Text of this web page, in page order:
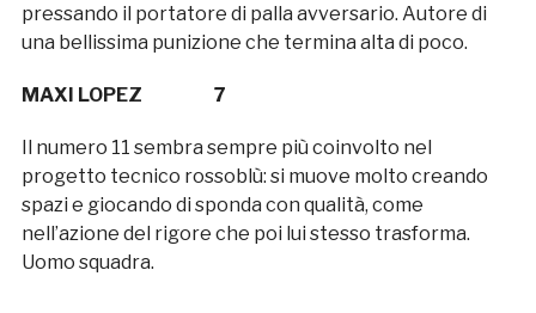
pressando il portatore di palla avversario. Autore di
una bellissima punizione che termina alta di poco.
MAXI LOPEZ 7
Il numero 11 sembra sempre più coinvolto nel
progetto tecnico rossoblù: si muove molto creando
spazi e giocando di sponda con qualità, come
nell’azione del rigore che poi lui stesso trasforma.
Uomo squadra.